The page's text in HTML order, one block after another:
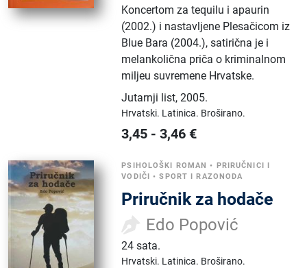
Koncertom za tequilu i apaurin
(2002.) i nastavljene Plesačicom iz
Blue Bara (2004.), satirična je i
melankolična priča o kriminalnom
miljeu suvremene Hrvatske.
Jutarnji list,2005.
Hrvatski. Latinica. Broširano.
3,45 -3,46 €
PSIHOLOŠKI ROMAN •
PRIRUČNICI I
VODIČI
•SPORT I RAZONODA
Priručnik za hodače
Edo Popović
24 sata.
Hrvatski. Latinica. Broširano.